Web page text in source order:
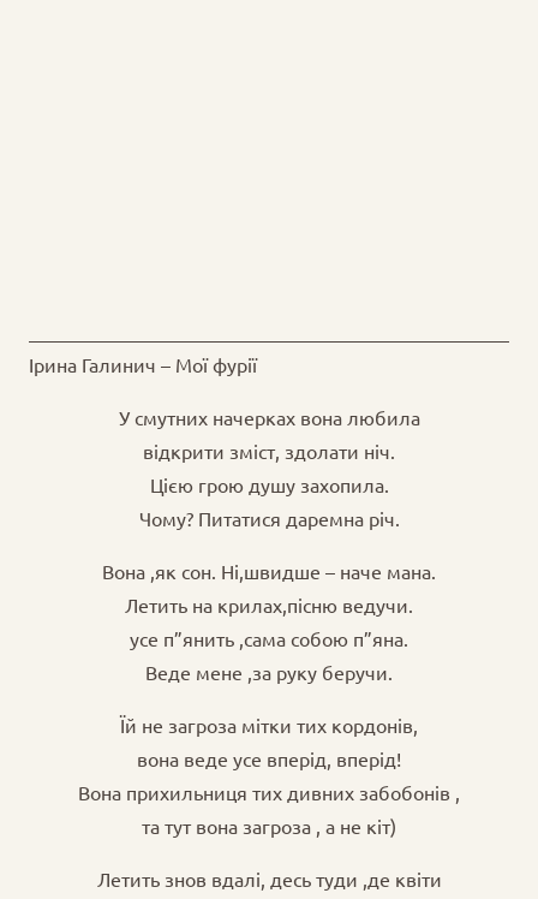
Ірина Галинич – Мої фурії
У смутних начерках вона любила
відкрити зміст, здолати ніч.
Цією грою душу захопила.
Чому? Питатися даремна річ.
Вона ,як сон. Ні,швидше – наче мана.
Летить на крилах,пісню ведучи.
усе п”янить ,сама собою п”яна.
Веде мене ,за руку беручи.
Їй не загроза мітки тих кордонів,
вона веде усе вперід, вперід!
Вона прихильниця тих дивних забобонів ,
та тут вона загроза , а не кіт)
Летить знов вдалі, десь туди ,де квіти